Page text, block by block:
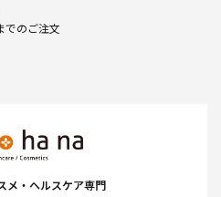
のご注文
メ・ヘルスケア専門